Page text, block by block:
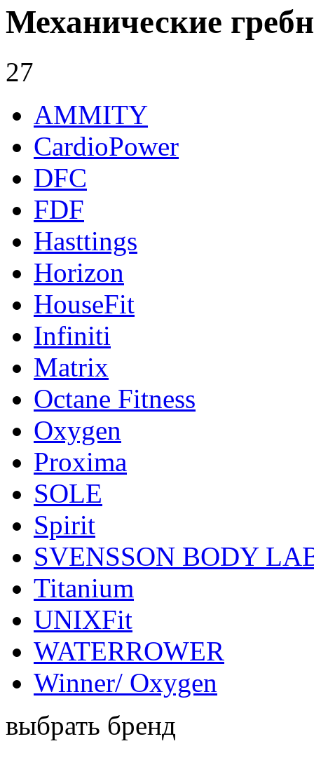
Механические
27
AMMITY
CardioPower
DFC
FDF
Hasttings
Horizon
HouseFit
Infiniti
Matrix
Octane Fitness
Oxygen
Proxima
SOLE
Spirit
SVENSSON BODY
Titanium
UNIXFit
WATERROWER
Winner/ Oxygen
выбрать бренд